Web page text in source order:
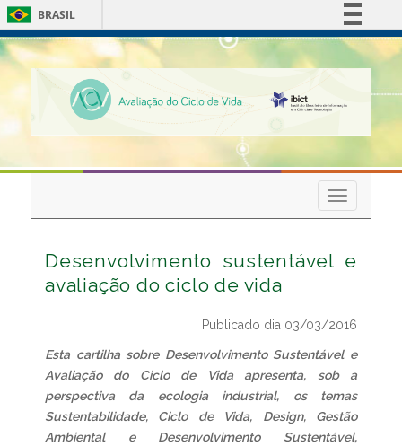
BRASIL
Simplifique!
Comunica BR
Participe
Acesso à informação
Canais
Toggle
navigation
Desenvolvimento sustentável e
avaliação do ciclo de vida
Publicado dia 03/03/2016
Esta cartilha sobre Desenvolvimento Sustentável e
Avaliação do Ciclo de Vida apresenta, sob a
perspectiva da ecologia industrial, os temas
Sustentabilidade, Ciclo de Vida, Design, Gestão
Ambiental e Desenvolvimento Sustentável,